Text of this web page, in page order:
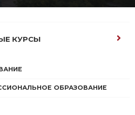
КУРСЫ
ОБРАЗОВАНИЕ